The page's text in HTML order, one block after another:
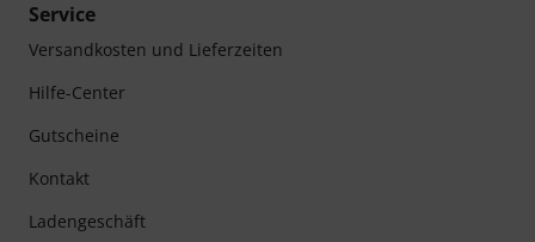
Service
Versandkosten und Lieferzeiten
Hilfe-Center
Gutscheine
Kontakt
Ladengeschäft